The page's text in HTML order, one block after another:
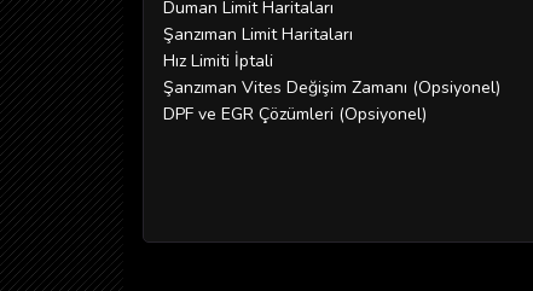
Duman Limit Haritaları
Şanzıman Limit Haritaları
Hız Limiti İptali
Şanzıman Vites Değişim Zamanı (Opsiyonel)
DPF ve EGR Çözümleri (Opsiyonel)